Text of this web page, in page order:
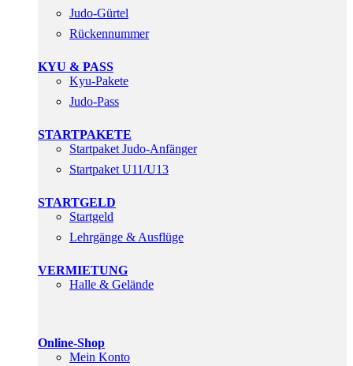
Judo-Gürtel
Rückennummer
KYU & PASS
Kyu-Pakete
Judo-Pass
STARTPAKETE
Startpaket Judo-Anfänger
Startpaket U11/U13
STARTGELD
Startgeld
Lehrgänge & Ausflüge
VERMIETUNG
Halle & Gelände
Online-Shop
Mein Konto